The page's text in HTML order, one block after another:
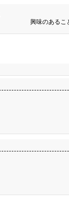
興味のあるこ